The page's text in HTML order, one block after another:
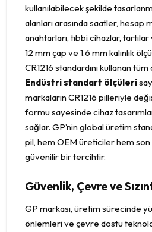
kullanılabilecek şekilde
alanları arasında saatler,
anahtarları, tıbbi cihazlar,
12 mm çap ve 1.6 mm kalınlık
CR1216 standardını kullanan
Endüstri standart ölçüleri
markaların CR1216 pilleriyle
formu sayesinde cihaz
sağlar. GP’nin global üretim
pil, hem OEM üreticiler hem son
güvenilir bir tercihtir.
Güvenlik, Çevre ve
GP markası, üretim sürecinde
önlemleri ve çevre dostu